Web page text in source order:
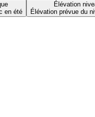
en été
Élévation
Élévation prévue du